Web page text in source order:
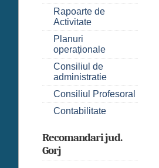
Rapoarte de
Activitate
Planuri
operaționale
Consiliul de
administratie
Consiliul Profesoral
Contabilitate
Recomandari jud.
Gorj